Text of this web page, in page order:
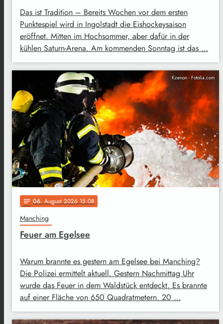
Das ist Tradition – Bereits Wochen vor dem ersten
Punktespiel wird in Ingolstadt die Eishockeysaison
eröffnet. Mitten im Hochsommer, aber dafür in der
kühlen Saturn-Arena. Am kommenden Sonntag ist das …
Kzenon - Fotolia.com
notes 06. August 2026 15:08
Manching
Feuer am Egelsee
Warum brannte es gestern am Egelsee bei Manching?
Die Polizei ermittelt aktuell. Gestern Nachmittag Uhr
wurde das Feuer in dem Waldstück entdeckt. Es brannte
auf einer Fläche von 650 Quadratmetern. 20 …